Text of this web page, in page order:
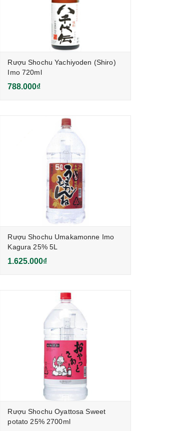
Rượu Shochu Yachiyoden (Shiro)
Imo 720ml
788.000₫
Rượu Shochu Umakamonne Imo
Kagura 25% 5L
1.625.000₫
Rượu Shochu Oyattosa Sweet
potato 25% 2700ml